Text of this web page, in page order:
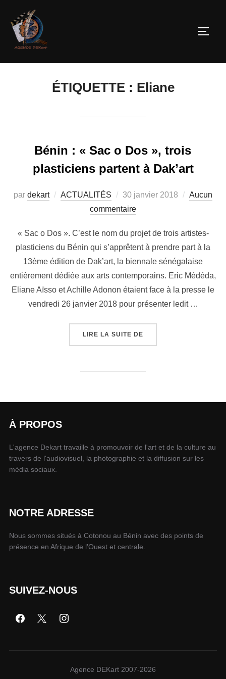
ÉTIQUETTE : Eliane
Bénin : « Sac o Dos », trois
plasticiens partent à Dak’art
par dekart ACTUALITÉS 30 janvier 2018
Aucun
commentaire
« Sac o Dos ». C’est le nom du projet de trois artistes-
plasticiens du Bénin qui s’apprêtent à prendre part à la
13ème édition de Dak’art, la biennale sénégalaise
entièrement dédiée aux arts contemporains. Eric Médéda,
Eliane Aïsso et Achille Adonon étaient face à la presse le
vendredi 26 janvier 2018 pour présenter ledit …
LIRE LA SUITE DE
À PROPOS
L'agence Dekart travaille à promouvoir de l'art et de la culture au
travers de l'audiovisuel, la photographie et la diffusion sur les
média sociaux.
NOTRE ADRESSE
Nous sommes situés à Cotonou au Bénin avec des points de
présence en Afrique de l'Ouest et centrale.
SUIVEZ-NOUS
Agence DEKart 2007-2026